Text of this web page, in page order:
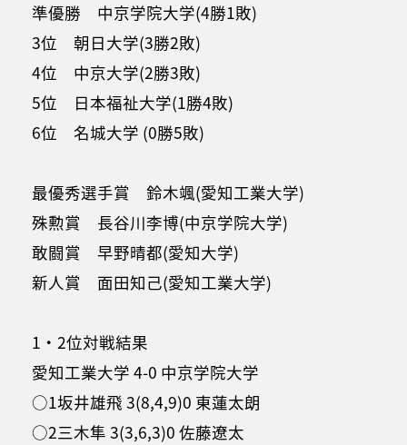
準優勝 中京学院大学(4勝1敗)
3位 朝日大学(3勝2敗)
4位 中京大学(2勝3敗)
5位 日本福祉大学(1勝4敗)
6位 名城大学 (0勝5敗)
最優秀選手賞 鈴木颯(愛知工業大学)
殊勲賞 長谷川李博(中京学院大学)
敢闘賞 早野晴都(愛知大学)
新人賞 面田知己(愛知工業大学)
1・2位対戦結果
愛知工業大学 4-0 中京学院大学
○1坂井雄飛 3(8,4,9)0 東蓮太朗
○2三木隼 3(3,6,3)0 佐藤遼太